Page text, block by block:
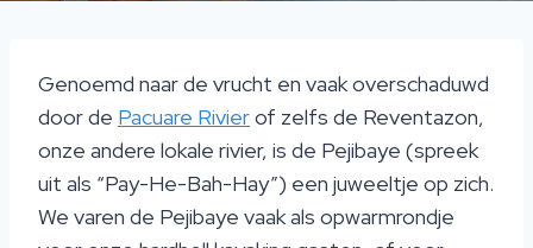
Genoemd naar de vrucht en vaak overschaduwd
door de Pacuare Rivierof zelfs de Reventazon,
onze andere lokale rivier, is de Pejibaye (spreek
uit als “Pay-He-Bah-Hay”) een juweeltje op zich.
We varen de Pejibaye vaak als opwarmrondje